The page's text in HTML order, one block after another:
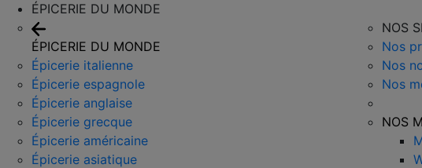
ÉPICERIE DU MONDE
ÉPICERIE DU MONDE
Épicerie italienne
Épicerie espagnole
Épicerie anglaise
Épicerie grecque
Épicerie américaine
Épicerie asiatique
NOS
Nos
Nos
Nos
NOS